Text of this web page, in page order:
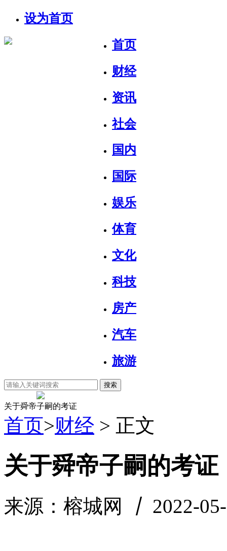
设为首页
首页
财经
资讯
社会
国内
国际
娱乐
体育
文化
科技
房产
汽车
旅游
搜索
关于舜帝子嗣的考证
首页>财经 > 正文
关于舜帝子嗣的考证
来源：榕城网 丨 2022-